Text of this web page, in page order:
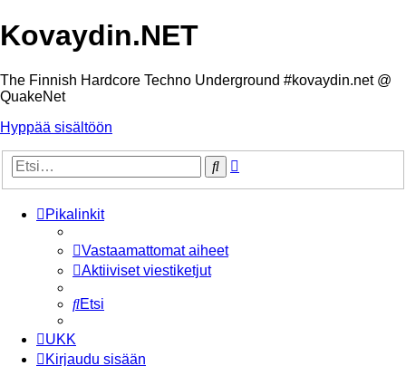
Kovaydin.NET
The Finnish Hardcore Techno Underground #kovaydin.net @
QuakeNet
Hyppää sisältöön
Etsi
Pikalinkit
Vastaamattomat aiheet
Aktiiviset viestiketjut
Etsi
UKK
Kirjaudu sisään